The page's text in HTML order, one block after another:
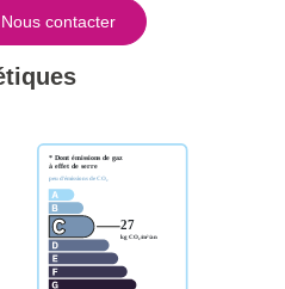
Nous contacter